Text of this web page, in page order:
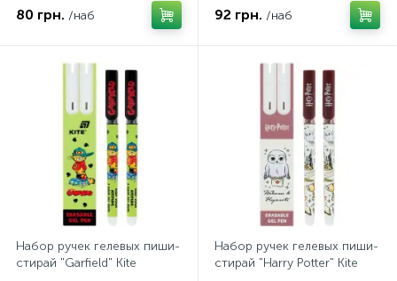
80 грн. /наб 92 грн. /наб
Набор ручек гелевых пиши-
стирай "Garfield" Kite
Набор ручек гелевых пиши-
стирай "Harry Potter" Kite